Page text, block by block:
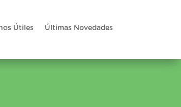
Útiles Últimas Novedades